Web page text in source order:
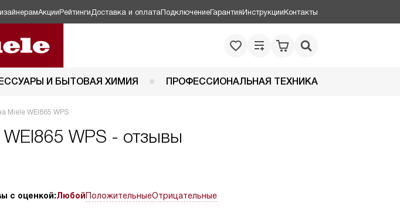
АкцииРейтинги Доставка и оплатаПодключениеГарантияИнструкцииКонтакты
И БЫТОВАЯ ХИМИЯ ПРОФЕССИОНАЛЬНАЯ ТЕХНИКА
Miele WEI865 WPS
WPS - отзывы
с оценкой:ЛюбойПоложительныеОтрицательные